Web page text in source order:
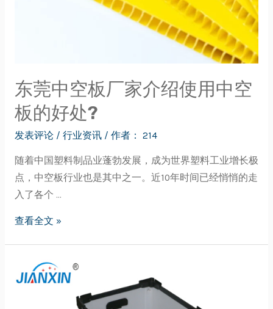
东莞中空板厂家介绍使用中空
板的好处?
发表评论 / 行业资讯/ 作者： 214
随着中国塑料制品业蓬勃发展，成为世界塑料工业增长极
点，中空板行业也是其中之一。近10年时间已经悄悄的走
入了各个 …
查看全文 »